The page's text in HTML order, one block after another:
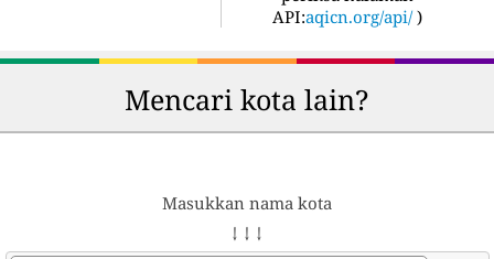
API:aqicn.org/api/ )
Mencari kota lain?
Masukkan nama kota
↓ ↓ ↓